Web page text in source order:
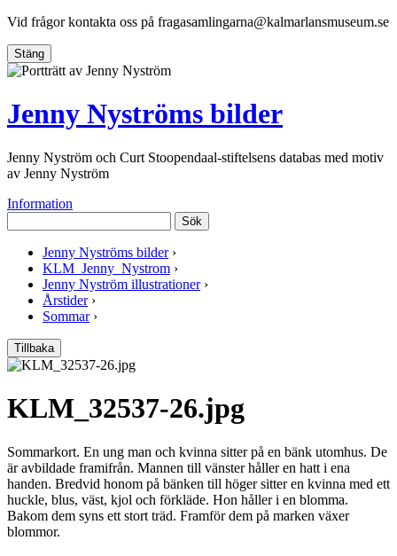
Vid frågor kontakta oss på fragasamlingarna@kalmarlansmuseum.se
Stäng
Jenny Nyströms bilder
Jenny Nyström och Curt Stoopendaal-stiftelsens databas med motiv
av Jenny Nyström
Information
Sök
Jenny Nyströms bilder ›
KLM_Jenny_Nystrom ›
Jenny Nyström illustrationer ›
Årstider ›
Sommar ›
Tillbaka
KLM_32537-26.jpg
Sommarkort. En ung man och kvinna sitter på en bänk utomhus. De
är avbildade framifrån. Mannen till vänster håller en hatt i ena
handen. Bredvid honom på bänken till höger sitter en kvinna med ett
huckle, blus, väst, kjol och förkläde. Hon håller i en blomma.
Bakom dem syns ett stort träd. Framför dem på marken växer
blommor.